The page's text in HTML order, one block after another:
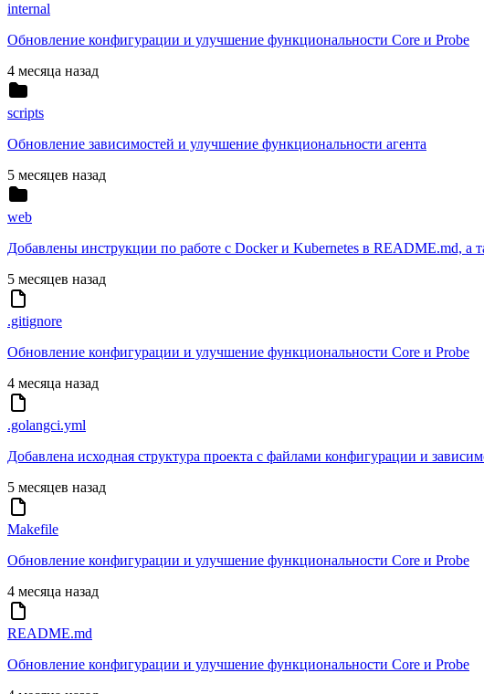
internal
Обновление конфигурации и улучшение функциональности Core и Probe
4 месяца назад
scripts
Обновление зависимостей и улучшение функциональности агента
5 месяцев назад
web
Добавлены инструкции по работе с Docker и Kubernetes в README.md, а
5 месяцев назад
.gitignore
Обновление конфигурации и улучшение функциональности Core и Probe
4 месяца назад
.golangci.yml
Добавлена исходная структура проекта с файлами конфигурации и
5 месяцев назад
Makefile
Обновление конфигурации и улучшение функциональности Core и Probe
4 месяца назад
README.md
Обновление конфигурации и улучшение функциональности Core и Probe